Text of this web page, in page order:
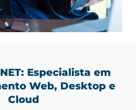
Especialista em
Web, Desktop e
Cloud